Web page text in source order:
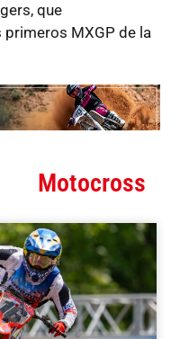
que
MXGP de la
Motocross